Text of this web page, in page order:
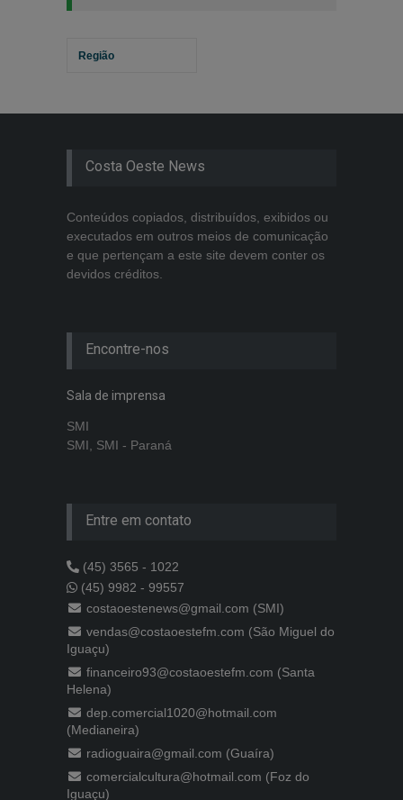
Região
Costa Oeste News
Conteúdos copiados, distribuídos, exibidos ou
executados em outros meios de comunicação
e que pertençam a este site devem conter os
devidos créditos.
Encontre-nos
Sala de imprensa
SMI
SMI, SMI - Paraná
Entre em contato
(45) 3565 - 1022
(45) 9982 - 99557
costaoestenews@gmail.com (SMI)
vendas@costaoestefm.com (São Miguel do
Iguaçu)
financeiro93@costaoestefm.com (Santa
Helena)
dep.comercial1020@hotmail.com
(Medianeira)
radioguaira@gmail.com (Guaíra)
comercialcultura@hotmail.com (Foz do
Iguaçu)